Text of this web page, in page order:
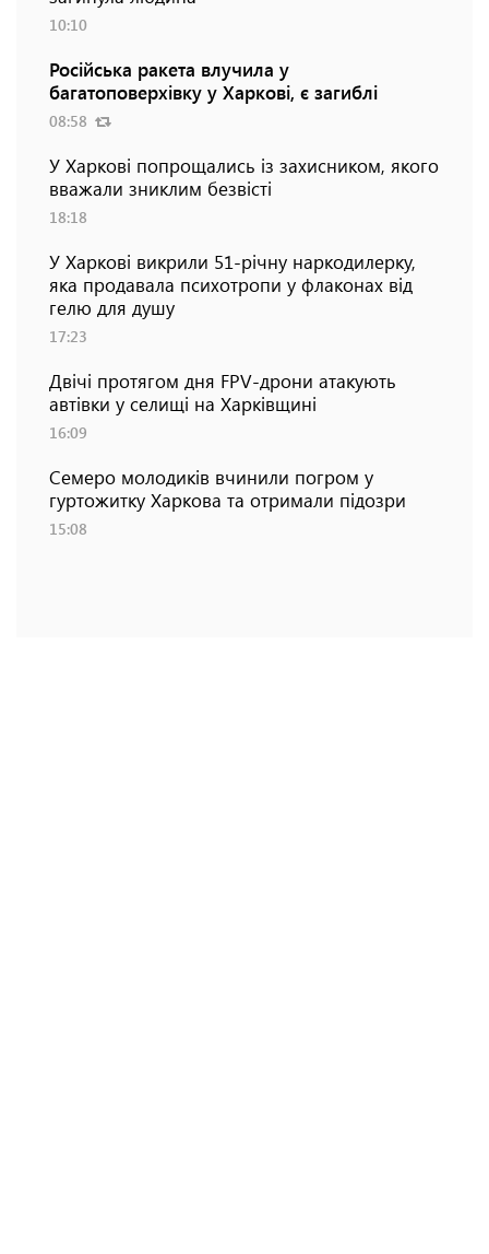
10:10
Російська ракета влучила у
багатоповерхівку у Харкові, є загиблі
08:58
У Харкові попрощались із захисником, якого
вважали зниклим безвісті
18:18
У Харкові викрили 51-річну наркодилерку,
яка продавала психотропи у флаконах від
гелю для душу
17:23
Двічі протягом дня FPV-дрони атакують
автівки у селищі на Харківщині
16:09
Семеро молодиків вчинили погром у
гуртожитку Харкова та отримали підозри
15:08